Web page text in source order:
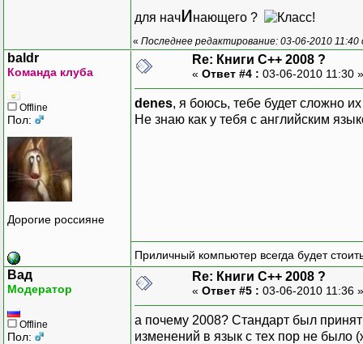
для начинающего ?
« Последнее редактирование: 03-06-2010 11:40
baldr
Команда клуба
Offline
Пол:
Дорогие россияне
Re: Книги C++ 2008 ?
« Ответ #4 : 03-06-2010 11:30
denes, я боюсь, тебе будет сложно
Не знаю как у тебя с английским
Приличный компьютер всегда будет
Вад
Модератор
Offline
Пол:
Re: Книги C++ 2008 ?
« Ответ #5 : 03-06-2010 11:36
а почему 2008? Стандарт был
изменений в язык с тех пор не было